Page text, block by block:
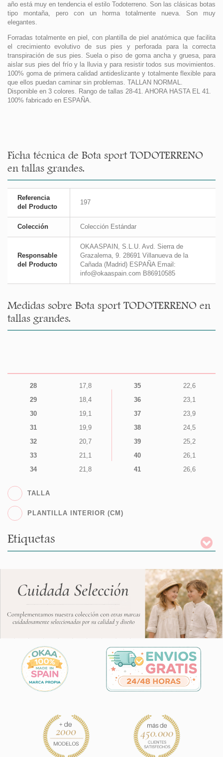
año está muy en tendencia el estilo Todoterreno. Son las clásicas botas
tipo montaña, pero con un horma totalmente nueva. Son muy
elegantes.
Forradas totalmente en piel, con plantilla de piel anatómica que facilita
el crecimiento evolutivo de sus pies y perforada para la correcta
transpiración de sus pies. Suela o piso de goma ancha y gruesa, para
aislar sus pies del frío y la lluvia y para resistir todos sus movimientos.
100% goma de primera calidad antideslizante y totalmente flexible para
que ellos puedan caminar sin problemas. TALLAN NORMAL.
Disponible en 3 colores. Rango de tallas 28-41. AHORA HASTA EL 41.
100% fabricado en ESPAÑA.
Ficha técnica de Bota sport TODOTERRENO
en tallas grandes.
Referencia
del Producto
197
Colección Colección Estándar
Responsable
del Producto
OKAASPAIN, S.L.U. Avd. Sierra de
Grazalema, 9. 28691 Villanueva de la
Cañada (Madrid) ESPAÑA Email:
info@okaaspain.com B86910585
Medidas sobre Bota sport TODOTERRENO en
tallas grandes.
28
17,8
29
18,4
30
19,1
31
19,9
32
20,7
33
21,1
34
21,8
35
22,6
36
23,1
37
23,9
38
24,5
39
25,2
40
26,1
41
26,6
TALLA
PLANTILLA INTERIOR (CM)
Etiquetas